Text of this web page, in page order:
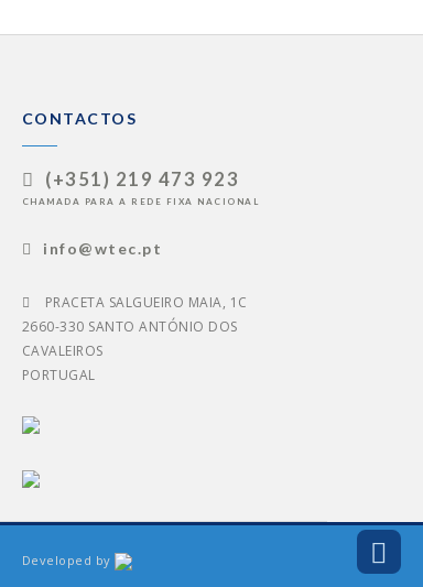
CONTACTOS
(+351) 219 473 923
CHAMADA PARA A REDE FIXA NACIONAL
info@wtec.pt
PRACETA SALGUEIRO MAIA, 1C
2660-330 SANTO ANTÓNIO DOS
CAVALEIROS
PORTUGAL
Developed by